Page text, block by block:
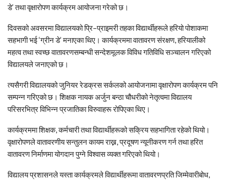
डे’ तथा वृक्षारोपण कार्यक्रम आयोजना गरेको छ।
दिवसको अवसरमा विद्यालयको प्रि–प्राइमरी तहका विद्यार्थीहरूले हरियो पोशाकमा
सहभागी भई ‘ग्रीन डे’ मनाएका थिए। कार्यक्रममा वातावरण संरक्षण, हरियालीको
महत्व तथा स्वच्छ वातावरणसम्बन्धी सन्देशमूलक विविध गतिविधि सञ्चालन गरिएको
विद्यालयले जनाएको छ।
त्यसैगरी विद्यालयको जुनियर रेडक्रस सर्कलको आयोजनामा वृक्षारोपण कार्यक्रम पनि
सम्पन्न गरिएको छ। शिक्षक नायक अर्जुन बन्ठा चौधरीको नेतृत्वमा विद्यालय
परिसरभित्र विभिन्न प्रजातिका विरुवाहरू रोपिएका थिए।
कार्यक्रममा शिक्षक, कर्मचारी तथा विद्यार्थीहरूको सक्रिय सहभागिता रहेको थियो।
वृक्षारोपणले वातावरणीय सन्तुलन कायम राख्न, प्रदूषण न्यूनीकरण गर्न तथा हरित
वातावरण निर्माणमा योगदान पुग्ने विश्वास व्यक्त गरिएको थियो।
विद्यालय प्रशासनले यस्ता कार्यक्रमले विद्यार्थीहरूमा वातावरणप्रति जिम्मेवारीबोध,